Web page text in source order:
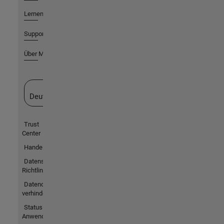
Lernen
Support
Über MathWorks
Deutschland
Trust
Center
Handelsmarken
Datenschutz-
Richtlinien
Datendiebstahl
verhindern
Status von
Anwendungen